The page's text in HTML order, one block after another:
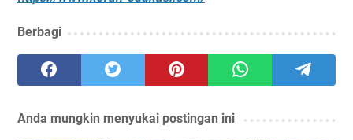
Berbagi
Anda mungkin menyukai postingan ini